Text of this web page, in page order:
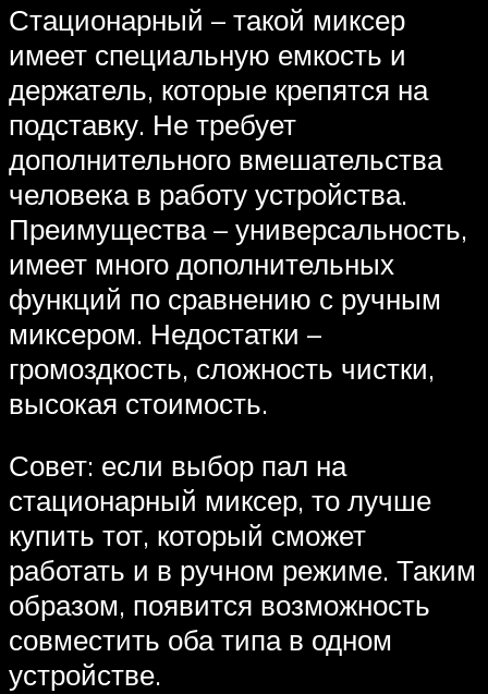
Стационарный – такой миксер
имеет специальную емкость и
держатель, которые крепятся на
подставку. Не требует
дополнительного вмешательства
человека в работу устройства.
Преимущества – универсальность,
имеет много дополнительных
функций по сравнению с ручным
миксером. Недостатки –
громоздкость, сложность чистки,
высокая стоимость.
Совет: если выбор пал на
стационарный миксер, то лучше
купить тот, который сможет
работать и в ручном режиме. Таким
образом, появится возможность
совместить оба типа в одном
устройстве.